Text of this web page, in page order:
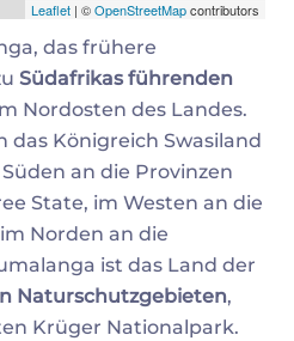
Leaflet | ©OpenStreetMapcontributors
das frühere
Südafrikas führenden
Nordosten des Landes.
das Königreich Swasiland
an die Provinzen
State, im Westen an die
Norden an die
ist das Land der
Naturschutzgebieten,
Krüger Nationalpark.